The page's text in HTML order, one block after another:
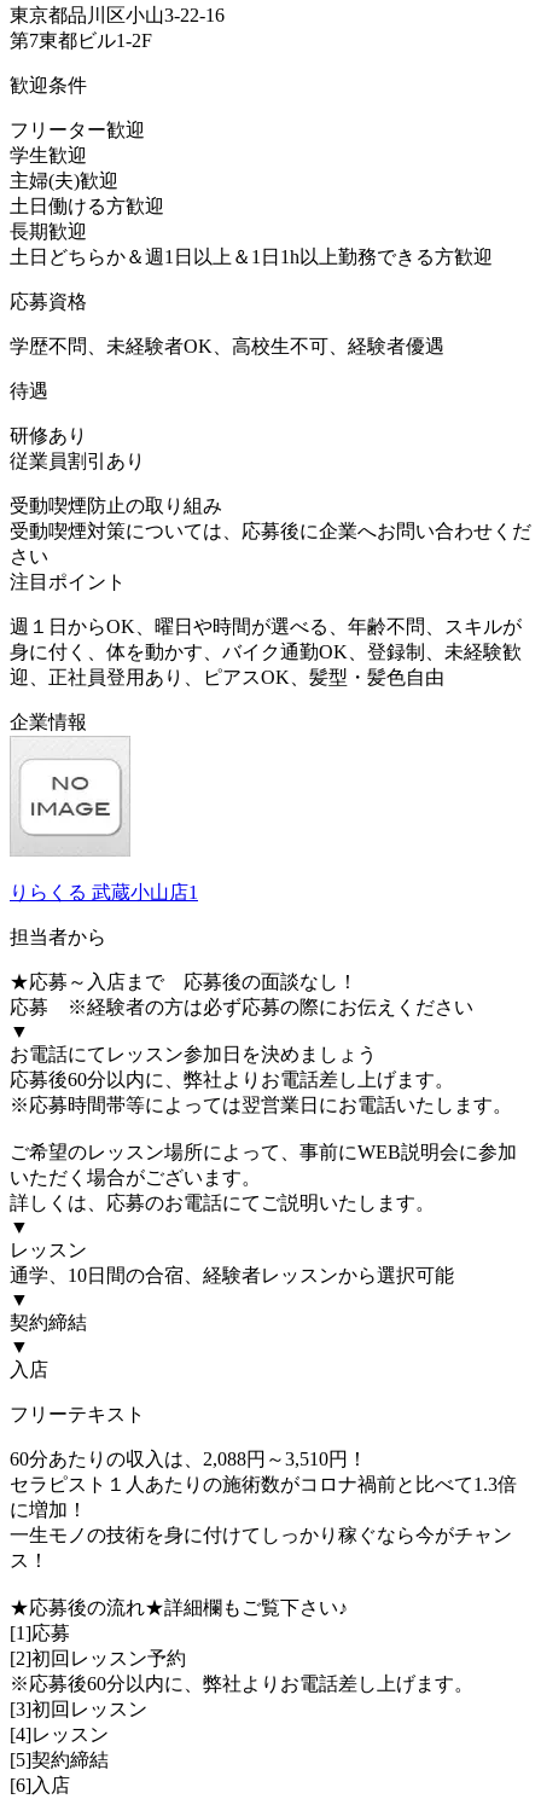
東京都品川区小山3-22-16
第7東都ビル1-2F
歓迎条件
フリーター歓迎
学生歓迎
主婦(夫)歓迎
土日働ける方歓迎
長期歓迎
土日どちらか＆週1日以上＆1日1h以上勤務できる方歓迎
応募資格
学歴不問、未経験者OK、高校生不可、経験者優遇
待遇
研修あり
従業員割引あり
受動喫煙防止の取り組み
受動喫煙対策については、応募後に企業へお問い合わせくだ
さい
注目ポイント
週１日からOK、曜日や時間が選べる、年齢不問、スキルが
身に付く、体を動かす、バイク通勤OK、登録制、未経験歓
迎、正社員登用あり、ピアスOK、髪型・髪色自由
企業情報
りらくる 武蔵小山店1
担当者から
★応募～入店まで 応募後の面談なし！
応募 ※経験者の方は必ず応募の際にお伝えください
▼
お電話にてレッスン参加日を決めましょう
応募後60分以内に、弊社よりお電話差し上げます。
※応募時間帯等によっては翌営業日にお電話いたします。
ご希望のレッスン場所によって、事前にWEB説明会に参加
いただく場合がございます。
詳しくは、応募のお電話にてご説明いたします。
▼
レッスン
通学、10日間の合宿、経験者レッスンから選択可能
▼
契約締結
▼
入店
フリーテキスト
60分あたりの収入は、2,088円～3,510円！
セラピスト１人あたりの施術数がコロナ禍前と比べて1.3倍
に増加！
一生モノの技術を身に付けてしっかり稼ぐなら今がチャン
ス！
★応募後の流れ★詳細欄もご覧下さい♪
[1]応募
[2]初回レッスン予約
※応募後60分以内に、弊社よりお電話差し上げます。
[3]初回レッスン
[4]レッスン
[5]契約締結
[6]入店